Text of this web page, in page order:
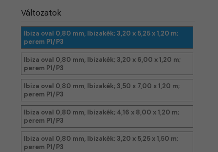
Változatok
Ibiza oval 0,80 mm, Ibizakék; 3,20 x 5,25 x 1,20 m;
perem P1/P3
Ibiza oval 0,80 mm, Ibizakék; 3,20 x 6,00 x 1,20 m;
perem P1/P3
Ibiza oval 0,80 mm, Ibizakék; 3,50 x 7,00 x 1,20 m;
perem P1/P3
Ibiza oval 0,80 mm, Ibizakék; 4,16 x 8,00 x 1,20 m;
perem P1/P3
Ibiza oval 0,80 mm, Ibizakék; 3,20 x 5,25 x 1,50 m;
perem P1/P3